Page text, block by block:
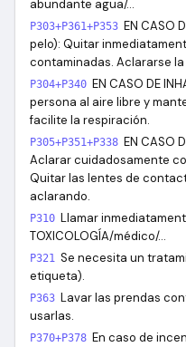
abundante agua/…
P303+P361+P353 EN CASO
pelo): Quitar
contaminadas. Aclararse
P304+P340 EN CASO DE
persona al aire libre y
facilite la respiración.
P305+P351+P338 EN CASO
Aclarar cuidadosamente
Quitar las lentes de
aclarando.
P310 Llamar
TOXICOLOGÍA/médico/…
P321 Se necesita un
etiqueta).
P363 Lavar las prendas
usarlas.
P370+P378 En caso de